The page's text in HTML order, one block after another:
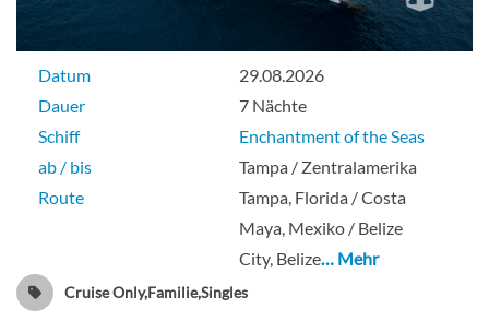
Datum
29.08.2026
Dauer
7 Nächte
Schiff
Enchantment of the Seas
ab / bis
Tampa / Zentralamerika
Route
Tampa, Florida / Costa
Maya, Mexiko / Belize
City, Belize… Mehr
Cruise Only,Familie,Singles